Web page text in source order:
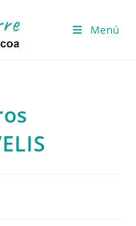
Menú